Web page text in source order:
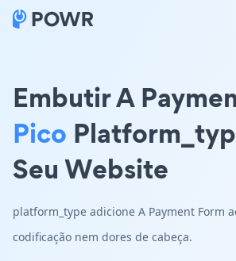
Embutir A
Pico
Seu Website
platform_type adicione A Payment Form
codificação nem dores de cabeça.